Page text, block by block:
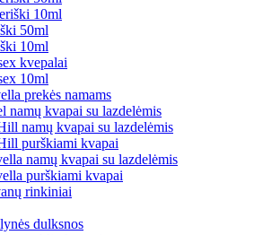
10ml
50ml
10ml
kvepalai
10ml
prekės namams
namų kvapai su lazdelėmis
namų kvapai su lazdelėmis
purškiami kvapai
namų kvapai su lazdelėmis
purškiami kvapai
rinkiniai
dulksnos